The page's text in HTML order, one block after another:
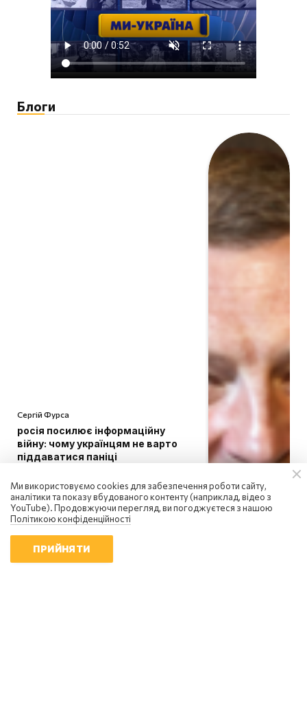
Блоги
Сергій Фурса
росія посилює інформаційну
війну: чому українцям не варто
піддаватися паніці
Ми використовуємо cookies для забезпечення роботи сайту,
аналітики та показу вбудованого контенту (наприклад, відео з
YouTube). Продовжуючи перегляд, ви погоджуєтеся з нашою
Політикою конфіденційності
ПРИЙНЯТИ